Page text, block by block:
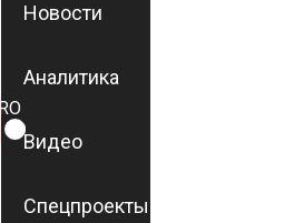
ROMÂNĂ
RU
Новости
Аналитика
Видео
Спецпроекты